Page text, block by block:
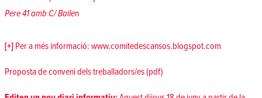
Pere 41 amb C/ Bailen
[+] Per a més informació: www.comitedescansos.blogspot.com
Proposta de convenidels treballadors/es (pdf)